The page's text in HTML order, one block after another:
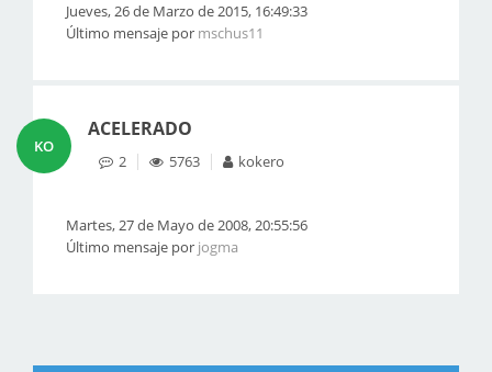
Jueves, 26 de Marzo de 2015, 16:49:33
Último mensaje por mschus11
KO
ACELERADO
2 5763 kokero
Martes, 27 de Mayo de 2008, 20:55:56
Último mensaje por jogma